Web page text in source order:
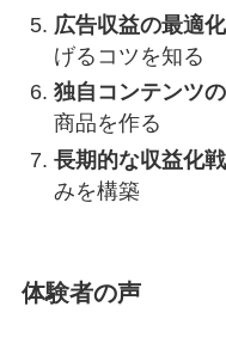
広告収益の最適化
げるコツを知る
独自コンテンツ
商品を作る
長期的な収益化
みを構築
体験者の声